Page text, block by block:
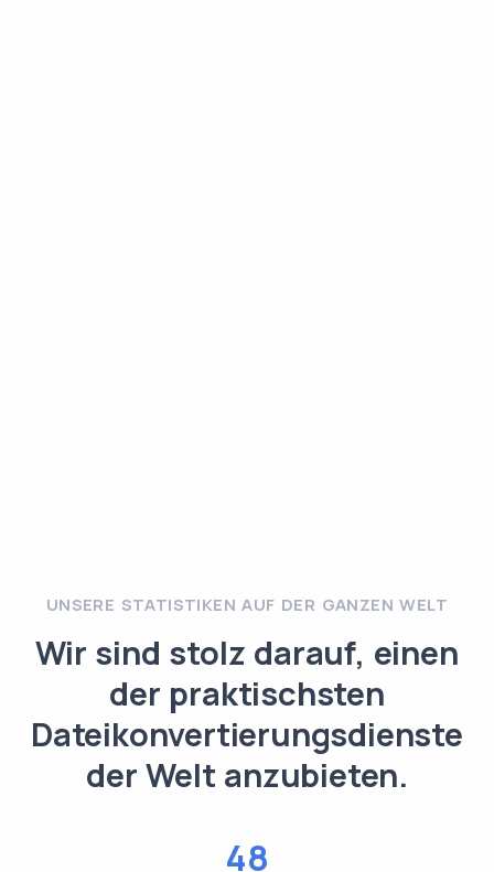
UNSERE STATISTIKEN AUF DER GANZEN WELT
Wir sind stolz darauf, einen
der praktischsten
Dateikonvertierungsdienste
der Welt anzubieten.
48